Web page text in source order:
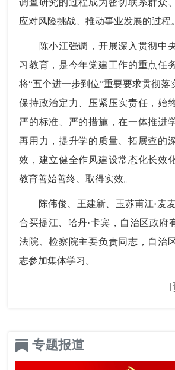
应对风险挑战、推动事业发展的过程。
陈小江强调，开展深入贯彻中
习教育，是今年党建工作的重点任
将“五个进一步到位”重要要求贯彻落
保持政治定力、压紧压实责任，始
严的标准、严的措施，在一体推进
再用力，提升学的质量、拓展查的
效，建立健全作风建设常态化长效
教育善始善终、取得实效。
陈伟俊、王建新、玉苏甫江·麦麦
合买提江、哈丹·卡宾，自治区政府
法院、检察院主要负责同志，自治
志参加集体学习。
[
专题报道